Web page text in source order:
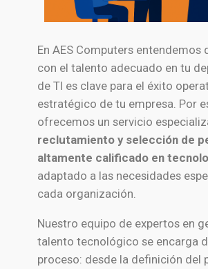
En AES Computers entendemos
con el talento adecuado en tu
de TI es clave para el éxito
estratégico de tu empresa. Por
ofrecemos un servicio
reclutamiento y selección de
altamente calificado en
adaptado a las necesidades
cada organización.
Nuestro equipo de expertos en
talento tecnológico se encarga
proceso: desde la definición del